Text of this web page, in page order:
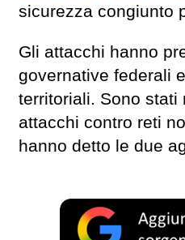
sicurezza congiunto
Gli attacchi hanno
governative federali
territoriali. Sono stati
attacchi contro reti
hanno detto le due